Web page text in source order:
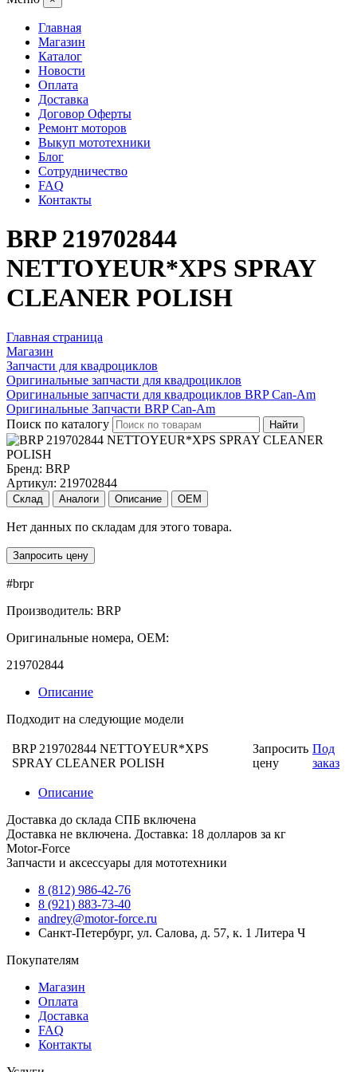
Главная
Магазин
Каталог
Новости
Оплата
Доставка
Договор Оферты
Ремонт моторов
Выкуп мототехники
Блог
Сотрудничество
FAQ
Контакты
BRP 219702844
NETTOYEUR*XPS SPRAY
CLEANER POLISH
Главная страница
Магазин
Запчасти для квадроциклов
Оригинальные запчасти для квадроциклов
Оригинальные запчасти для квадроциклов BRP Can-Am
Оригинальные Запчасти BRP Can-Am
Поиск по каталогу
Найти
Бренд: BRP
Артикул: 219702844
Склад Аналоги Описание OEM
Нет данных по складам для этого товара.
Запросить цену
#brpr
Производитель: BRP
Оригинальные номера, OEM:
219702844
Описание
Подходит на следующие модели
BRP 219702844 NETTOYEUR*XPS
SPRAY CLEANER POLISH
Запросить
цену
Под
заказ
Описание
Доставка до склада СПБ включена
Доставка не включена. Доставка: 18 долларов за кг
Motor-Force
Запчасти и аксессуары для мототехники
8 (812) 986-42-76
8 (921) 883-73-40
andrey@motor-force.ru
Санкт-Петербург, ул. Салова, д. 57, к. 1 Литера Ч
Покупателям
Магазин
Оплата
Доставка
FAQ
Контакты